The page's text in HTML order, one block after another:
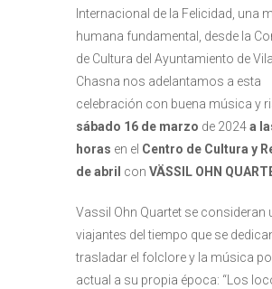
Internacional de la Felicidad, una
humana fundamental, desde la
de Cultura del Ayuntamiento de
Chasna nos adelantamos a esta
celebración con buena música y
sábado 16 de marzo de 2024a
horas en el Centro de Cultura y
de abril con VÄSSIL OHN
Vassil Ohn Quartet se consideran
viajantes del tiempo que se
trasladar el folclore y la música
actual a su propia época: “Los